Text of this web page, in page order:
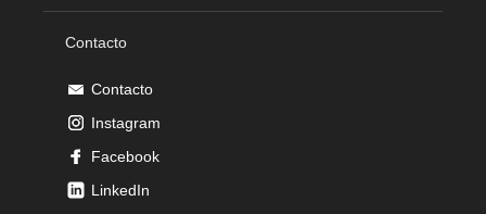
Contacto
Contacto
Instagram
Facebook
LinkedIn